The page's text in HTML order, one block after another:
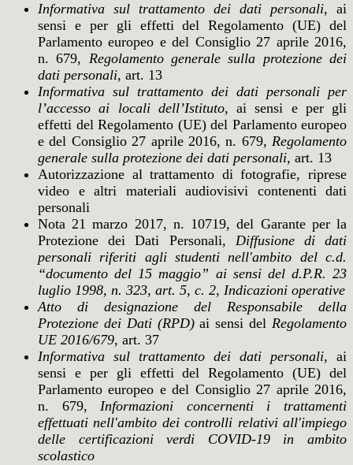
Informativa sul trattamento dei dati personali, ai
sensi e per gli effetti del Regolamento (UE) del
Parlamento europeo e del Consiglio 27 aprile 2016,
n. 679, Regolamento generale sulla protezione dei
dati personali, art. 13
Informativa sul trattamento dei dati personali per
l’accesso ai locali dell’Istituto, ai sensi e per gli
effetti del Regolamento (UE) del Parlamento europeo
e del Consiglio 27 aprile 2016, n. 679, Regolamento
generale sulla protezione dei dati personali, art. 13
Autorizzazione al trattamento di fotografie, riprese
video e altri materiali audiovisivi contenenti dati
personali
Nota 21 marzo 2017, n. 10719, del Garante per la
Protezione dei Dati Personali, Diffusione di dati
personali riferiti agli studenti nell'ambito del c.d.
“documento del 15 maggio” ai sensi del d.P.R. 23
luglio 1998, n. 323, art. 5, c. 2, Indicazioni operative
Atto di designazione del Responsabile della
Protezione dei Dati (RPD)ai sensi delRegolamento
UE 2016/679, art. 37
Informativa sul trattamento dei dati personali, ai
sensi e per gli effetti del Regolamento (UE) del
Parlamento europeo e del Consiglio 27 aprile 2016,
n. 679,Informazioni concernenti i trattamenti
effettuati nell'ambito dei controlli relativi all'impiego
delle certificazioni verdi COVID-19 in ambito
scolastico